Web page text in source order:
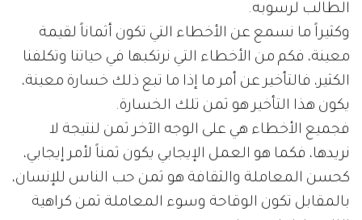
الطالب لرسوبه.
وكثيراً ما نسمع عن الأخطاء التي تكون أثماناً لقيمة
معينة، فكم من الأخطاء التي نرتكبها في حياتنا وتكلفنا
الكثير، فالتأخير عن أمر ما إذا ما تبع ذلك خسارة معينة،
يكون هذا التأخير هو ثمن تلك الخسارة.
فجميع الأخطاء هي على الوجه الآخر ثمن لنتيجة لا
نريدها، فكما هو العمل الإيجابي يكون ثمناً لأمر إيجابي،
كحسن المعاملة والثقافة هو ثمن حب الناس للإنسان،
بالمقابل تكون الوقاحة وسوء المعاملة ثمن كراهية